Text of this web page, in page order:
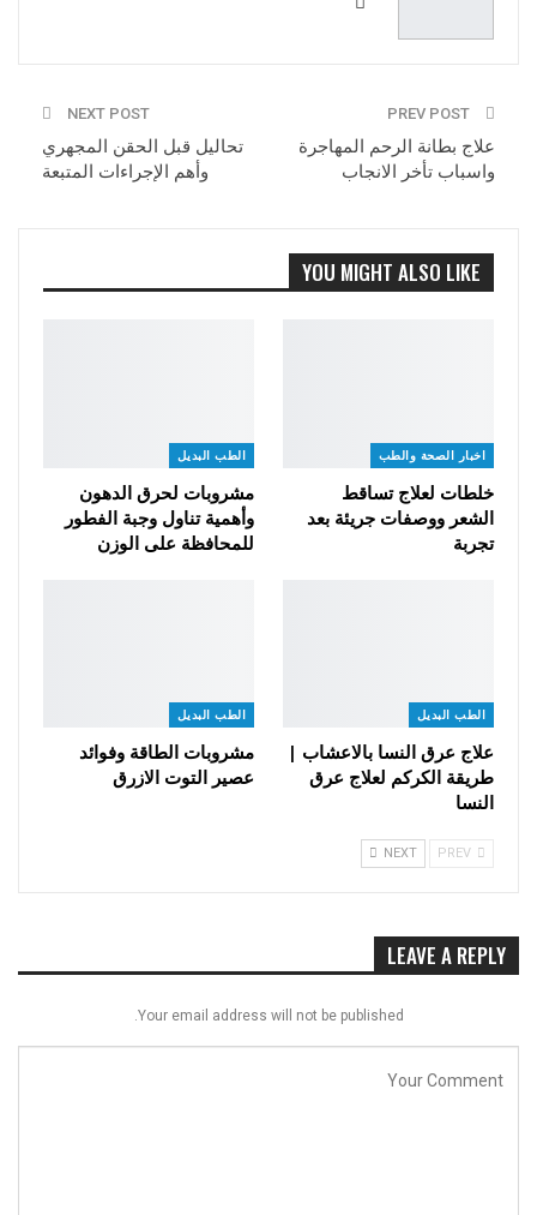
علاج بطانة الرحم المهاجرة
واسباب تأخر الانجاب
NEXT POST
تحاليل قبل الحقن المجهري
وأهم الإجراءات المتبعة
YOU MIGHT ALSO LIKE
اخبار الصحة والطب
خلطات لعلاج تساقط
الشعر ووصفات جريئة بعد
تجربة
الطب البديل
مشروبات لحرق الدهون
وأهمية تناول وجبة الفطور
للمحافظة على الوزن
الطب البديل
علاج عرق النسا بالاعشاب |
طريقة الكركم لعلاج عرق
النسا
الطب البديل
مشروبات الطاقة وفوائد
عصير التوت الازرق
NEXT
LEAVE A REPLY
Your email address will not be published.